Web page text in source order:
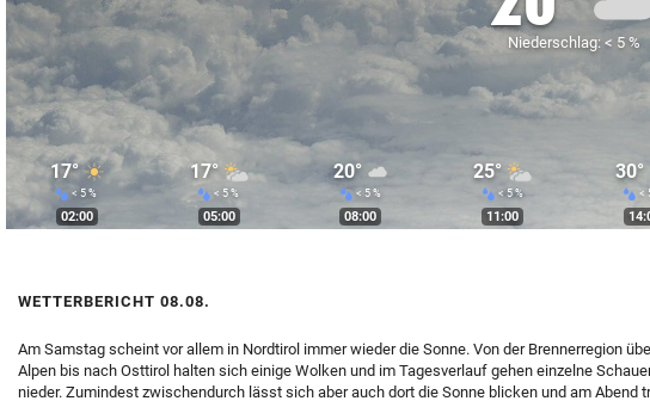
© Krone Multimedia GmbH & Co KG 2026
Muthgasse 2, 1190 Wien
Niederschlag: < 5 %
17°
< 5 %
02:00
17°
< 5 %
05:00
20°
< 5 %
08:00
25°
< 5 %
11:00
30°
<
WETTERBERICHT 08.08.
Am Samstag scheint vor allem in Nordtirol immer wieder die Sonne. Von der Brennerregion
Alpen bis nach Osttirol halten sich einige Wolken und im Tagesverlauf gehen einzelne
nieder. Zumindest zwischendurch lässt sich aber auch dort die Sonne blicken und am Abend